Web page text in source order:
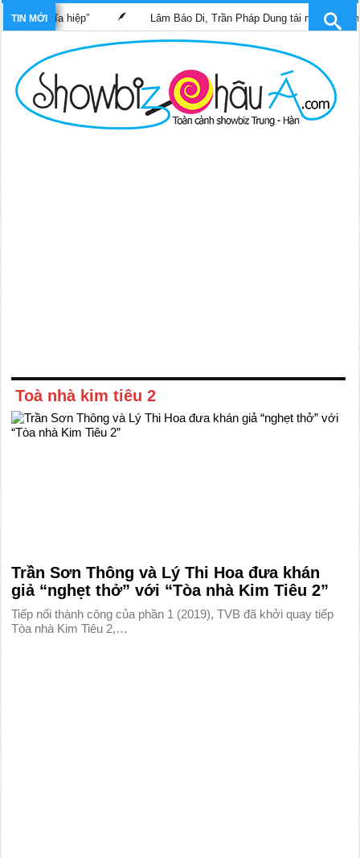
TIN MỚI
nghĩa hiệp” Lâm Bảo Di, Trần Pháp Dung tái ngộ màn ảnh
Toà nhà kim tiêu 2
Trần Sơn Thông và Lý Thi Hoa đưa khán
giả “nghẹt thở” với “Tòa nhà Kim Tiêu 2”
Tiếp nối thành công của phần 1 (2019), TVB đã khởi quay tiếp
Tòa nhà Kim Tiêu 2,…